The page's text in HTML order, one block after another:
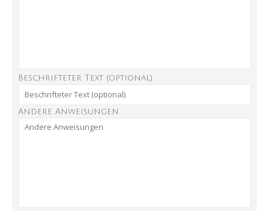
Beschrifteter Text (optional)
Andere Anweisungen